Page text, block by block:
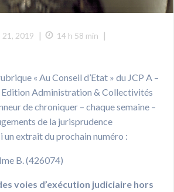
21, 2019 | 14 h 58 min |
« Au Conseil d’Etat » du JCP A –
Edition Administration & Collectivités
de chroniquer – chaque semaine –
de la jurisprudence
extrait du prochain numéro :
B. (426074)
voies d’exécution judiciaire hors